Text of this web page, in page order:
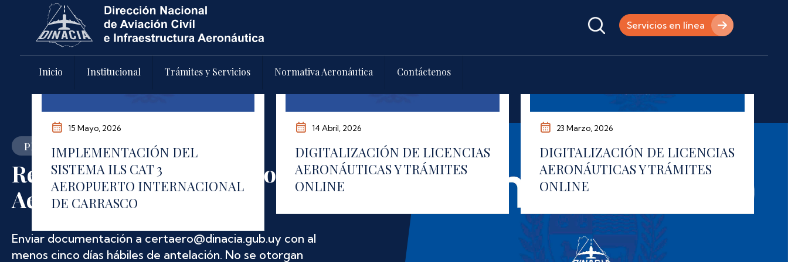
Pasar al contenido principal
Servicios en línea
Inicio Institucional Trámites y Servicios Normativa Aeronáutica Contáctenos
Plazos y requisitos actualizados
Renovación de Certificados de
Aeronavegabilidad
Enviar documentación a certaero@dinacia.gub.uy con al
menos cinco días hábiles de antelación. No se otorgan
15 Mayo, 2026
IMPLEMENTACIÓN DEL
SISTEMA ILS CAT 3
AEROPUERTO INTERNACIONAL
DE CARRASCO
14 Abril, 2026
DIGITALIZACIÓN DE LICENCIAS
AERONÁUTICAS Y TRÁMITES
ONLINE
23 Marzo, 2026
DIGITALIZACIÓN DE LICENCIAS
AERONÁUTICAS Y TRÁMITES
ONLINE